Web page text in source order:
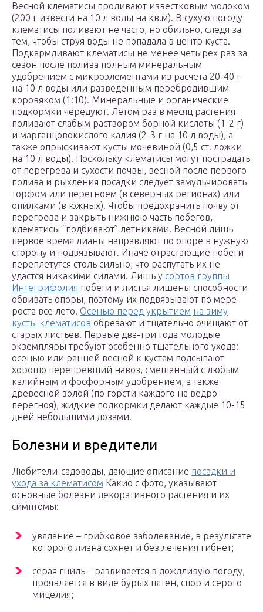
Весной клематисы проливают известковым молоком
(200 г извести на 10 л воды на кв.м). В сухую погоду
клематисы поливают не часто, но обильно, следя за
тем, чтобы струя воды не попадала в центр куста.
Подкармливают клематисы не менее четырех раз за
сезон после полива полным минеральным
удобрением с микроэлементами из расчета 20-40 г
на 10 л воды или разведенным перебродившим
коровяком (1:10). Минеральные и органические
подкормки чередуют. Летом раз в месяц растения
поливают слабым раствором борной кислоты (1-2 г)
и марганцовокислого калия (2-3 г на 10 л воды), а
также опрыскивают кусты мочевиной (0,5 ст. ложки
на 10 л воды). Поскольку клематисы могут пострадать
от перегрева и сухости почвы, весной после первого
полива и рыхления посадки следует замульчировать
торфом или перегноем (в северных регионах) или
опилками (в южных). Чтобы предохранить почву от
перегрева и закрыть нижнюю часть побегов,
клематисы “подбивают” летниками. Весной лишь
первое время лианы направляют по опоре в нужную
сторону и подвязывают. Иначе отрастающие побеги
переплетутся столь сильно, что распутать их не
удастся никакими силами. Лишь у сортов группы
Интегрифолия побеги и листья лишены способности
обвивать опоры, поэтому их подвязывают по мере
роста все лето. Осенью перед укрытием на зиму
кусты клематисов обрезают и тщательно очищают от
старых листьев. Первые два-три года молодые
экземпляры требуют особенно тщательного ухода:
осенью или ранней весной к кустам подсыпают
хорошо перепревший навоз, смешанный с любым
калийным и фосфорным удобрением, а также
древесной золой (по горсти каждого на ведро
перегноя), жидкие подкормки делают каждые 10-15
дней небольшими дозами.
Болезни и вредители
Любители-садоводы, дающие описание посадки и
ухода за клематисом Какио с фото, указывают
основные болезни декоративного растения и их
симптомы:
увядание – грибковое заболевание, в результате
которого лиана сохнет и без лечения гибнет;
серая гниль – развивается в дождливую погоду,
проявляется в виде бурых пятен, спор и серого
мицелия;